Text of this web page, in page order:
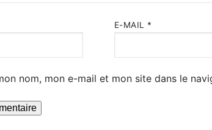
E-MAIL *
nom, mon e-mail et mon site dans le